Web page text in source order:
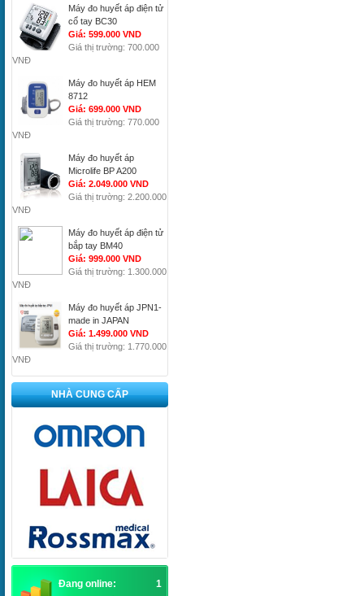
Máy đo huyết áp điện tử
cổ tay BC30
Giá: 599.000 VND
Giá thị trường: 700.000
VNĐ
Máy đo huyết áp HEM
8712
Giá: 699.000 VND
Giá thị trường: 770.000
VNĐ
Máy đo huyết áp
Microlife BP A200
Giá: 2.049.000 VND
Giá thị trường: 2.200.000
VNĐ
Máy đo huyết áp điện tử
bắp tay BM40
Giá: 999.000 VND
Giá thị trường: 1.300.000
VNĐ
Máy đo huyết áp JPN1-
made in JAPAN
Giá: 1.499.000 VND
Giá thị trường: 1.770.000
VNĐ
NHÀ CUNG CẤP
Đang online:
1